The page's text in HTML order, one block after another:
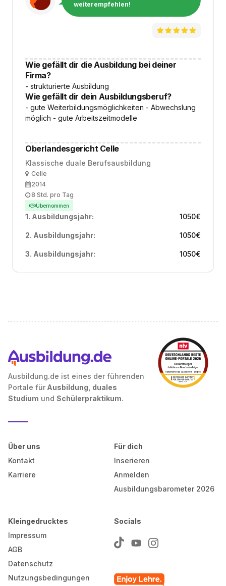
weiterempfehlen!
Wie gefällt dir die Ausbildung bei deiner
Firma?
- strukturierte Ausbildung
Wie gefällt dir dein Ausbildungsberuf?
- gute Weiterbildungsmöglichkeiten - Abwechslung
möglich - gute Arbeitszeitmodelle
Oberlandesgericht Celle
Klassische duale Berufsausbildung
OrtCelle
Ausbildungsbeginn
2014
Arbeitszeit
8 Std. pro Tag
Übernommen
1. Ausbildungsjahr: 1050€
2. Ausbildungsjahr: 1050€
3. Ausbildungsjahr: 1050€
Ausbildung.de ist eines der führenden
Portale für Ausbildung, duales
Studium und Schülerpraktikum.
Über uns
Kontakt
Karriere
Für dich
Inserieren
Anmelden
Ausbildungsbarometer 2026
Kleingedrucktes
Impressum
AGB
Datenschutz
Nutzungsbedingungen
Socials